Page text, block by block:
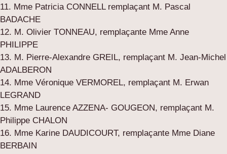
11. Mme Patricia CONNELL remplaçant M. Pascal
BADACHE
12. M. Olivier TONNEAU, remplaçante Mme Anne
PHILIPPE
13. M. Pierre-Alexandre GREIL, remplaçant M. Jean-Michel
ADALBERON
14. Mme Véronique VERMOREL, remplaçant M. Erwan
LEGRAND
15. Mme Laurence AZZENA- GOUGEON, remplaçant M.
Philippe CHALON
16. Mme Karine DAUDICOURT, remplaçante Mme Diane
BERBAIN